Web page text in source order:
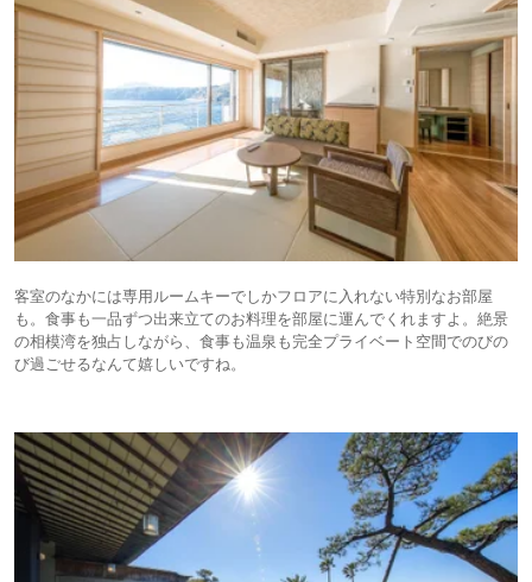
客室のなかには専用ルームキーでしかフロアに入れない特別なお部屋
も。食事も一品ずつ出来立てのお料理を部屋に運んでくれますよ。絶景
の相模湾を独占しながら、食事も温泉も完全プライベート空間でのびの
び過ごせるなんて嬉しいですね。